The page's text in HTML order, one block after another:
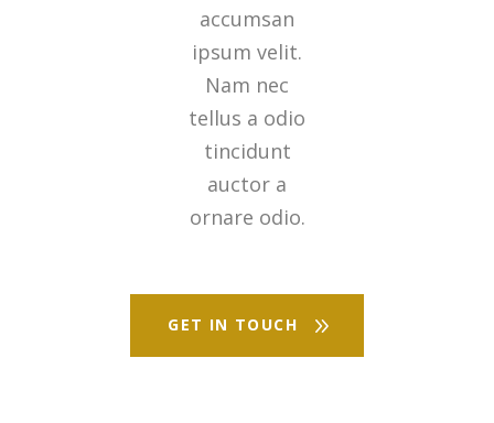
accumsan
ipsum velit.
Nam nec
tellus a odio
tincidunt
auctor a
ornare odio.
GET IN TOUCH